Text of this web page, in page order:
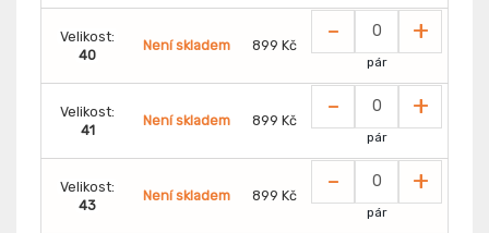
Velikost:
40
Není skladem 899 Kč - +
pár
Velikost:
41
Není skladem 899 Kč - +
pár
Velikost:
43
Není skladem 899 Kč - +
pár